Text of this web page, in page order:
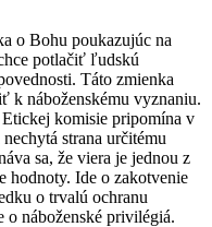
o Bohu poukazujúc na
potlačiť ľudskú
Táto zmienka
k náboženskému vyznaniu.
komisie pripomína v
strana určitému
sa, že viera je jednou z
hodnoty. Ide o zakotvenie
o trvalú ochranu
náboženské privilégiá.